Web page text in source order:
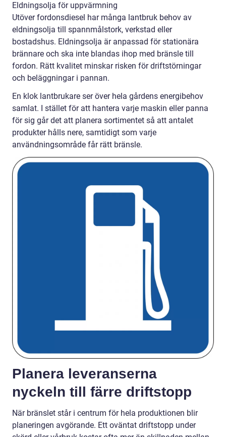
Eldningsolja för uppvärmning
Utöver fordonsdiesel har många lantbruk behov av
eldningsolja till spannmålstork, verkstad eller
bostadshus. Eldningsolja är anpassad för stationära
brännare och ska inte blandas ihop med bränsle till
fordon. Rätt kvalitet minskar risken för driftstörningar
och beläggningar i pannan.
En klok lantbrukare ser över hela gårdens energibehov
samlat. I stället för att hantera varje maskin eller panna
för sig går det att planera sortimentet så att antalet
produkter hålls nere, samtidigt som varje
användningsområde får rätt bränsle.
Planera leveranserna
nyckeln till färre driftstopp
När bränslet står i centrum för hela produktionen blir
planeringen avgörande. Ett oväntat driftstopp under